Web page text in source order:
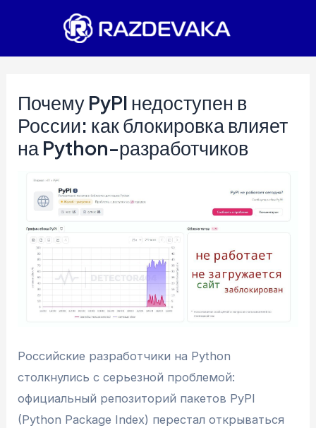
Почему PyPI недоступен в
России: как блокировка влияет
на Python-разработчиков
Российские разработчики на Python
столкнулись с серьезной проблемой:
официальный репозиторий пакетов PyPI
(Python Package Index) перестал открываться